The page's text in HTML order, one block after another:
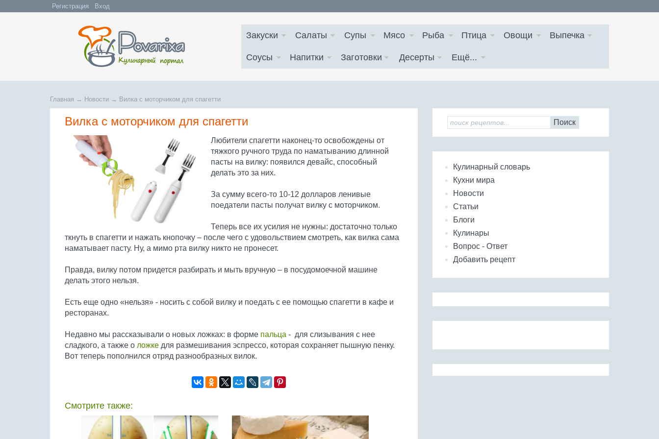
Регистрация Вход
Закуски Салаты Супы Мясо Рыба Птица Овощи Выпечка
Соусы Напитки Заготовки Десерты Ещё...
Главная → Новости → Вилка с моторчиком для спагетти
Вилка с моторчиком для спагетти
Любители спагетти наконец-то освобождены от
тяжкого ручного труда по наматыванию длинной
пасты на вилку: появился девайс, способный
делать это за них.
За сумму всего-то 10-12 долларов ленивые
поедатели пасты получат вилку с моторчиком.
Теперь все их усилия не нужны: достаточно только
ткнуть в спагетти и нажать кнопочку – после чего с удовольствием смотреть, как вилка сама
наматывает пасту. Ну, а мимо рта вилку никто не пронесет.
Правда, вилку потом придется разбирать и мыть вручную – в посудомоечной машине
делать этого нельзя.
Есть еще одно «нельзя» - носить с собой вилку и поедать с ее помощью спагетти в кафе и
ресторанах.
Недавно мы рассказывали о новых ложках: в форме пальца - для слизывания с нее
сладкого, а также о ложке для размешивания эспрессо, которая сохраняет пышную пенку.
Вот теперь пополнился отряд разнообразных вилок.
Смотрите также:
Поиск
Кулинарный словарь
Кухни мира
Новости
Статьи
Блоги
Кулинары
Вопрос - Ответ
Добавить рецепт